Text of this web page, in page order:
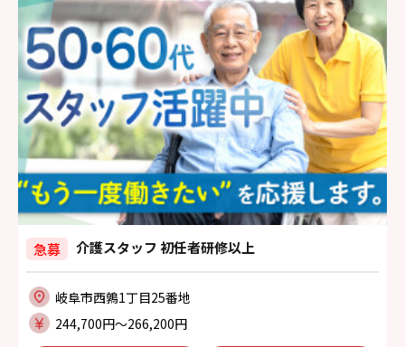
急募 介護スタッフ 初任者研修以上
岐阜市西鶉1丁目25番地
244,700円〜266,200円